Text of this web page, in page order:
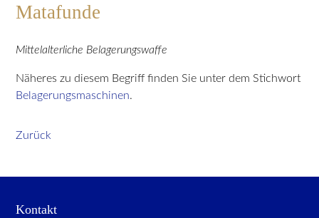
Matafunde
Mittelalterliche Belagerungswaffe
Näheres zu diesem Begriff finden Sie unter dem Stichwort
Belagerungsmaschinen.
Zurück
Kontakt